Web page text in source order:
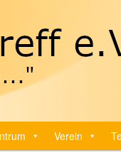
Verein